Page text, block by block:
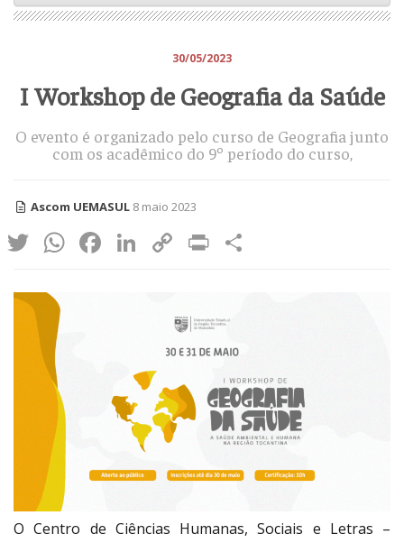
30/05/2023
I Workshop de Geografia da Saúde
O evento é organizado pelo curso de Geografia junto
com os acadêmico do 9º período do curso,
Ascom UEMASUL 8 maio 2023
Twitter
WhatsApp
Facebook
LinkedIn
CopyPrint
O Centro de Ciências Humanas, Sociais e Letras –